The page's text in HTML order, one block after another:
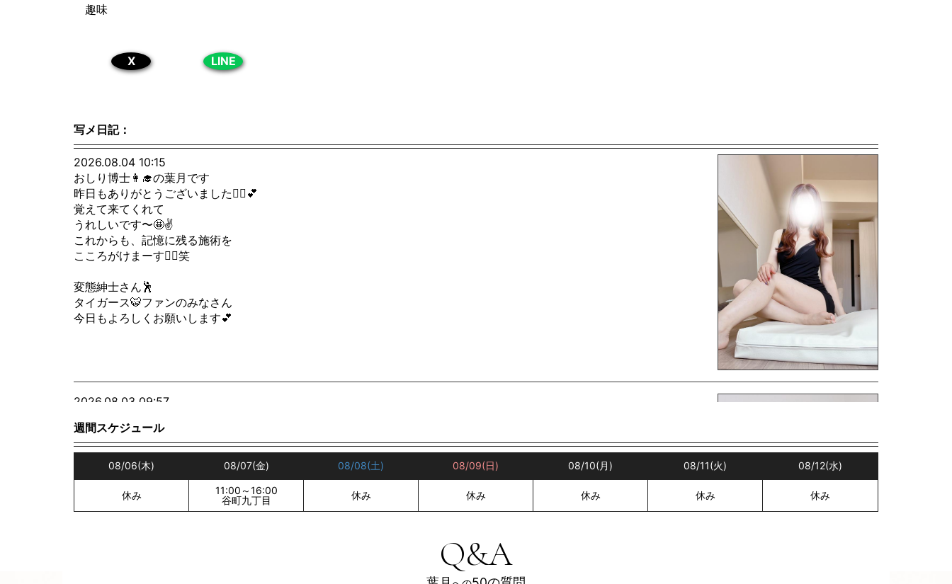
趣味
X LINE
写メ日記：
2026.08.04 10:15
おしり博士👩‍🎓の葉月です
昨日もありがとうございました🦹‍♀️💕
覚えて来てくれて
うれしいです〜🤩✌️
これからも、記憶に残る施術を
こころがけまーす🙋‍♀️笑
変態紳士さん🕺
タイガース🐯ファンのみなさん
今日もよろしくお願いします💕
2026.08.03 09:57
8月にはいって
さらに暑くなりましたね〜😭
葉月はmarvelもだいたい見てるので
スパイダーマンみてきましたよ〜✌️
週間スケジュール
08/06(木) 08/07(金) 08/08(土) 08/09(日) 08/10(月) 08/11(火) 08/12(水)
休み
11:00～16:00
谷町九丁目
休み 休み 休み 休み 休み
Q&A